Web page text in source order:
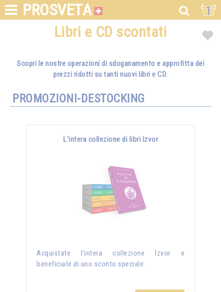
PROSVETA 1
Libri e CD scontati
Scopri le nostre operazioni di sdoganamento e approfitta dei
prezzi ridotti su tanti nuovi libri e CD.
PROMOZIONI-DESTOCKING
L'intera collezione di libri Izvor
Acquistate l'intera collezione Izvor e
beneficiate di uno sconto speciale.